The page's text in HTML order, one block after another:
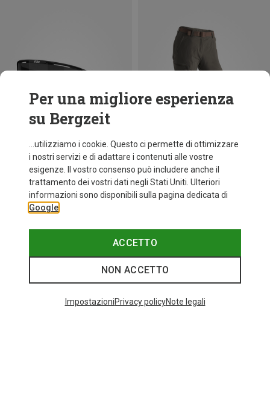
+11 Taglie
ONE SIZE
fino a 35%
I più cercati
Per una migliore esperienza
su Bergzeit
...utilizziamo i cookie. Questo ci permette di ottimizzare
i nostri servizi e di adattare i contenuti alle vostre
esigenze. Il vostro consenso può includere anche il
trattamento dei vostri dati negli Stati Uniti. Ulteriori
informazioni sono disponibili sulla pagina dedicata di
Google
ACCETTO
NON ACCETTO
ImpostazioniPrivacy policyNote legali